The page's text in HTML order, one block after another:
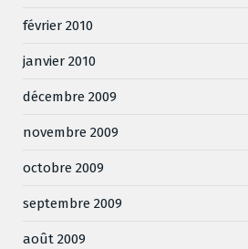
février 2010
janvier 2010
décembre 2009
novembre 2009
octobre 2009
septembre 2009
août 2009